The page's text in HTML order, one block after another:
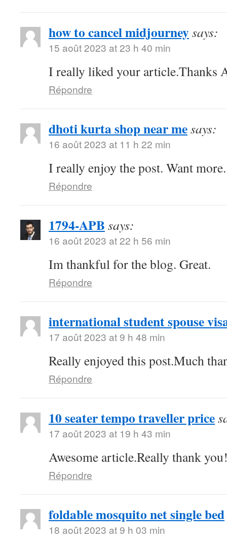
how to cancel midjourneysays:
15 août 2023 at 23 h 40 min
I really liked your article.Thanks
Répondre
dhoti kurta shop near mesays:
16 août 2023 at 11 h 22 min
I really enjoy the post. Want more.
Répondre
1794-APB says:
16 août 2023 at 22 h 56 min
Im thankful for the blog. Great.
Répondre
international student spouse
17 août 2023 at 9 h 48 min
Really enjoyed this post.Much
Répondre
10 seater tempo traveller price
17 août 2023 at 19 h 43 min
Awesome article.Really thank
Répondre
foldable mosquito net single bed
18 août 2023 at 9 h 03 min